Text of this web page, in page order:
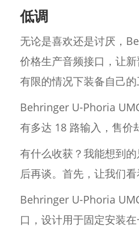
低调
无论是喜欢还是讨厌，
价格生产音频接口，让
有限的情况下装备自己的
Behringer U-Phoria
有多达 18 路输入，售价
有什么收获？我能想到
后再谈。首先，让我们看
Behringer U-Phoria
口，设计用于固定安装